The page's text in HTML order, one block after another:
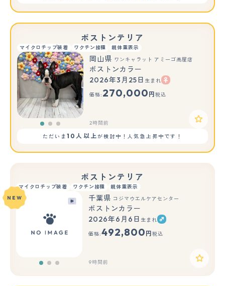
ボストンテリア
マイクロチップ装着 ワクチン接種 親体重表示
もっと見る
岡山県 ワンキャラット アミーゴ高屋店
ボストンカラー
2026年3月25日 生まれ
価格: 270,000 円 税込
2時間前
ただいま10人以上が検討中！人気急上昇中です！
ボストンテリア
マイクロチップ装着 ワクチン接種 親体重表示
もっと見る
NEW 千葉県 コジマウエルケアセンター
ボストンカラー
2026年6月6日 生まれ
価格:492,800 円 税込
9時間前